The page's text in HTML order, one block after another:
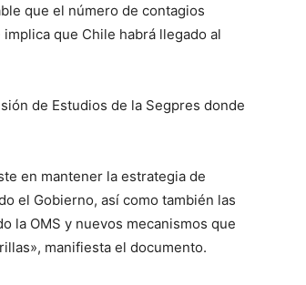
que el número de contagios
que Chile habrá llegado al
de Estudios de la Segpres donde
en mantener la estrategia de
el Gobierno, así como también las
la OMS y nuevos mecanismos que
manifiesta el documento.